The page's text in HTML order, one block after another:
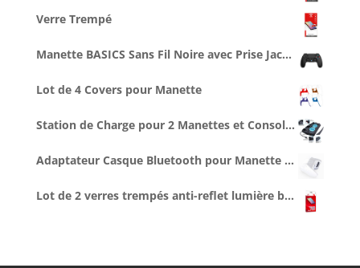
Verre Trempé
Manette BASICS Sans Fil Noire avec Prise Jack pour casque
Lot de 4 Covers pour Manette
Station de Charge pour 2 Manettes et Console, Ventilée
Adaptateur Casque Bluetooth pour Manette PS5
Lot de 2 verres trempés anti-reflet lumière bleue